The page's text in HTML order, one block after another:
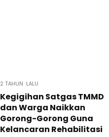
2 TAHUN LALU
Kegigihan Satgas TMMD
dan Warga Naikkan
Gorong-Gorong Guna
Kelancaran Rehabilitasi